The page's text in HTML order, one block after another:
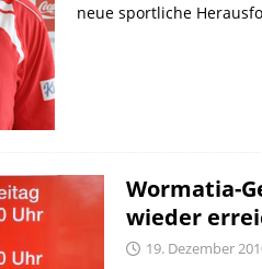
neue sportliche
Wormatia-
wieder
19. Dezember